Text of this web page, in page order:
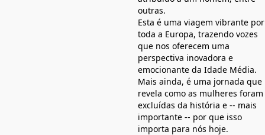
outras.
Esta é uma viagem vibrante por
toda a Europa, trazendo vozes
que nos oferecem uma
perspectiva inovadora e
emocionante da Idade Média.
Mais ainda, é uma jornada que
revela como as mulheres foram
excluídas da história e -- mais
importante -- por que isso
importa para nós hoje.